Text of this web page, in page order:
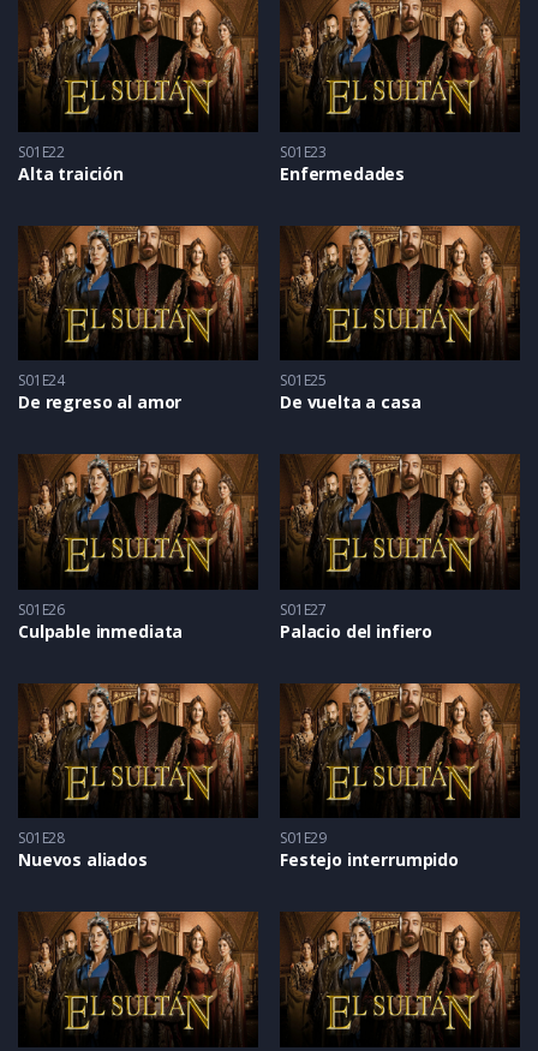
S01E22
Alta traición
S01E23
Enfermedades
S01E24
De regreso al amor
S01E25
De vuelta a casa
S01E26
Culpable inmediata
S01E27
Palacio del infiero
S01E28
Nuevos aliados
S01E29
Festejo interrumpido